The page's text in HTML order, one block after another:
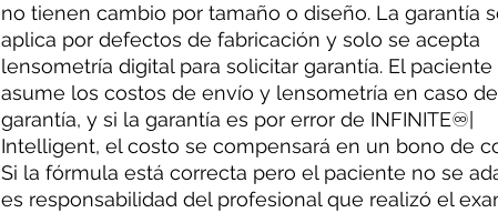
no tienen cambio por tamaño o diseño. La garantía
aplica por defectos de fabricación y solo se acepta
lensometría digital para solicitar garantía. El paciente
asume los costos de envío y lensometría en caso de
garantía, y si la garantía es por error de INFINITE♾|
Intelligent, el costo se compensará en un bono de
Si la fórmula está correcta pero el paciente no se
es responsabilidad del profesional que realizó el